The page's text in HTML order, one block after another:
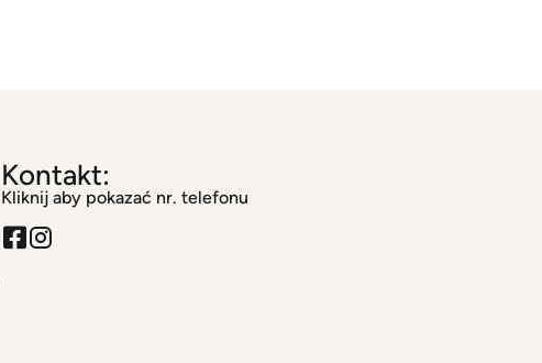
Kontakt:
Kliknij aby pokazać nr. telefonu